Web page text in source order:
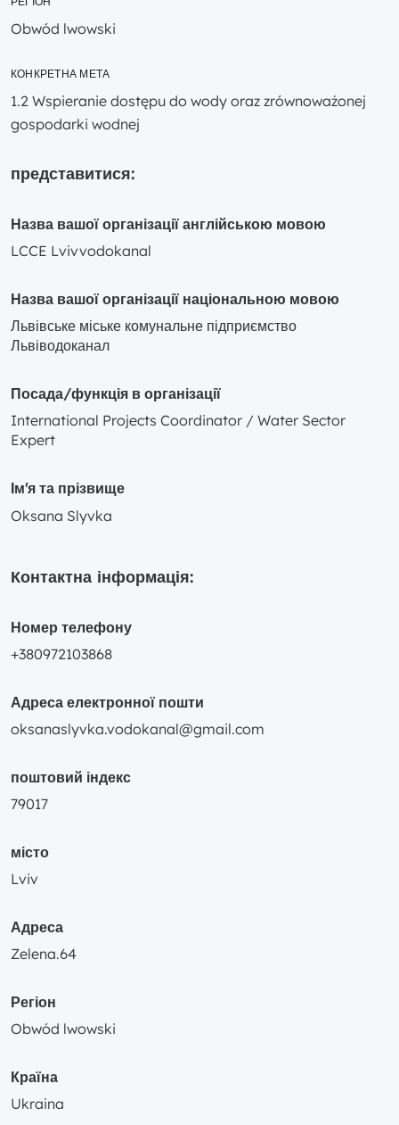
Obwód lwowski
КОНКРЕТНА МЕТА
1.2 Wspieranie dostępu do wody oraz zrównoważonej
gospodarki wodnej
представитися:
Назва вашої організації англійською мовою
LCCE Lvivvodokanal
Назва вашої організації національною мовою
Львівське міське комунальне підприємство
Львіводоканал
Посада/функція в організації
International Projects Coordinator / Water Sector
Expert
Ім'я та прізвище
Oksana Slyvka
Контактна інформація:
Номер телефону
+380972103868
Адреса електронної пошти
oksanaslyvka.vodokanal@gmail.com
поштовий індекс
79017
місто
Lviv
Адреса
Zelena.64
Регіон
Obwód lwowski
Країна
Ukraina